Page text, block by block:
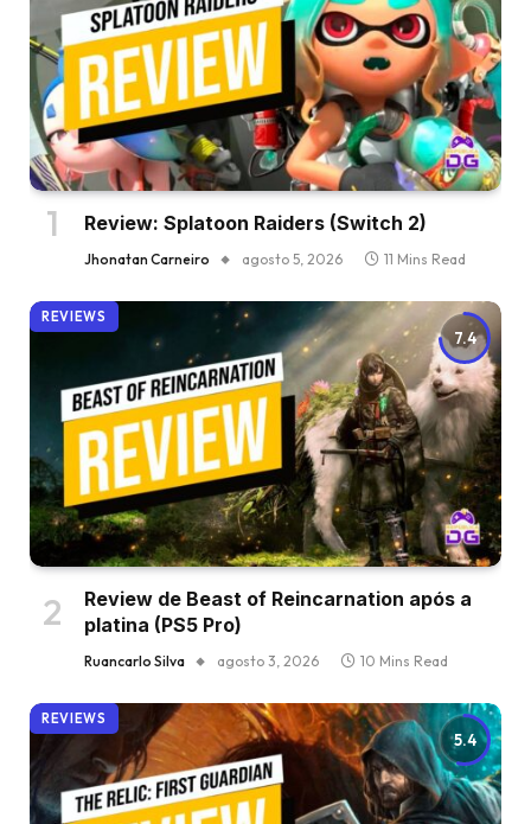
Review: Splatoon Raiders (Switch 2)
Jhonatan Carneiro agosto 5, 2026 11 Mins Read
7.4
REVIEWS
Review de Beast of Reincarnation após a
platina (PS5 Pro)
Ruancarlo Silva agosto 3, 2026 10 Mins Read
5.4
REVIEWS